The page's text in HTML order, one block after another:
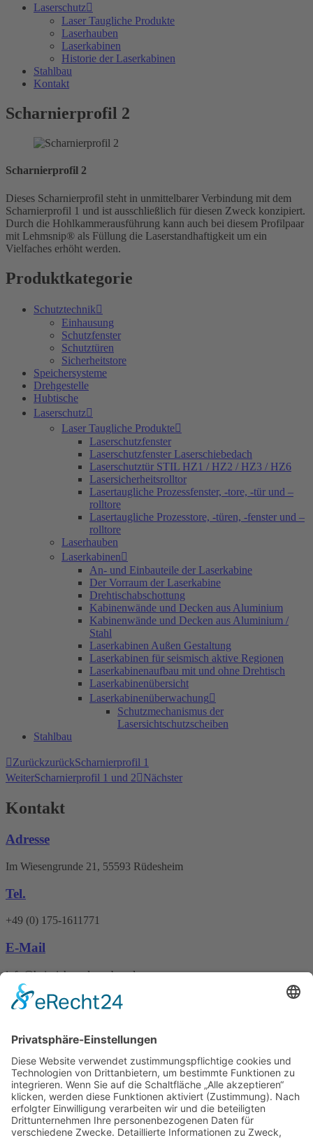
Laserschutz
Laser Taugliche Produkte
Laserhauben
Laserkabinen
Historie der Laserkabinen
Stahlbau
Kontakt
Scharnierprofil 2
Scharnierprofil 2
Dieses Scharnierprofil steht in unmittelbarer Verbindung mit dem
Scharnierprofil 1 und ist ausschließlich für diesen Zweck konzipiert.
Durch die Hohlkammerausführung kann auch bei diesem Profilpaar
mit Lehmsnip® als Füllung die Laserstandhaftigkeit um ein
Vielfaches erhöht werden.
Produktkategorie
Schutztechnik
Einhausung
Schutzfenster
Schutztüren
Sicherheitstore
Speichersysteme
Drehgestelle
Hubtische
Laserschutz
Laser Taugliche Produkte
Laserschutzfenster
Laserschutzfenster Laserschiebedach
Laserschutztür STIL HZ1 / HZ2 / HZ3 / HZ6
Lasersicherheitsrolltor
Lasertaugliche Prozessfenster, -tore, -tür und –
rolltore
Lasertaugliche Prozesstore, -türen, -fenster und –
rolltore
Laserhauben
Laserkabinen
An- und Einbauteile der Laserkabine
Der Vorraum der Laserkabine
Drehtischabschottung
Kabinenwände und Decken aus Aluminium
Kabinenwände und Decken aus Aluminium /
Stahl
Laserkabinen Außen Gestaltung
Laserkabinen für seismisch aktive Regionen
Laserkabinenaufbau mit und ohne Drehtisch
Laserkabinenübersicht
Laserkabinenüberwachung
Schutzmechanismus der
Lasersichtschutzscheiben
Stahlbau
ZurückzurückScharnierprofil 1
WeiterScharnierprofil 1 und 2 Nächster
Kontakt
Adresse
Im Wiesengrunde 21, 55593 Rüdesheim
Tel.
+49 (0) 175-1611771
E-Mail
info@heinrichs-anlagenbau.de
Wir benötigen Ihre
Zustimmung, um den
Google Maps-Service zu
laden!
Wir verwenden einen Service eines
Drittanbieters, um Karteninhalte